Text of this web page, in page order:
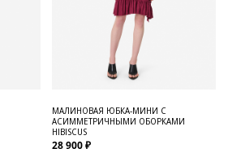
МАЛИНОВАЯ ЮБКА-МИНИ С
АСИММЕТРИЧНЫМИ ОБОРКАМИ
HIBISCUS
28 900 ₽